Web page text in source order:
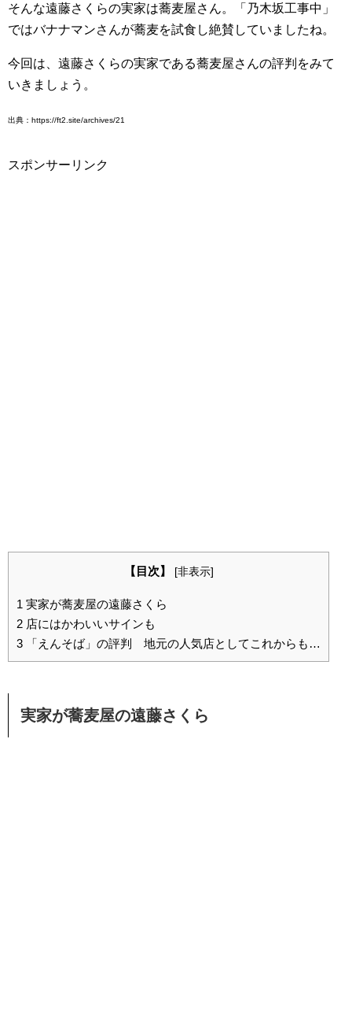
そんな遠藤さくらの実家は蕎麦屋さん。「乃木坂工事中」
ではバナナマンさんが蕎麦を試食し絶賛していましたね。
今回は、遠藤さくらの実家である蕎麦屋さんの評判をみて
いきましょう。
出典：https://ft2.site/archives/21
スポンサーリンク
【目次】 [非表示]
1 実家が蕎麦屋の遠藤さくら
2 店にはかわいいサインも
3 「えんそば」の評判 地元の人気店としてこれからも…
実家が蕎麦屋の遠藤さくら